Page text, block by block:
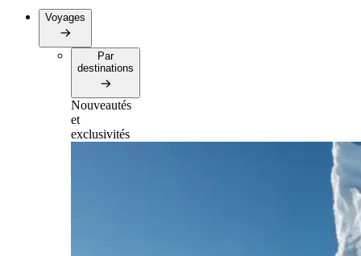
Voyages
Par
destinations
Nouveautés
et
exclusivités